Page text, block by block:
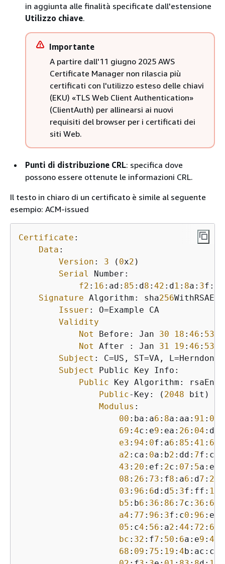
in aggiunta alle finalità specificate dall'estensione
Utilizzo chiave.
Importante
A partire dall'11 giugno 2025 AWS
Certificate Manager non rilascia più
certificati con l'utilizzo esteso delle chiavi
(EKU) «TLS Web Client Authentication»
(ClientAuth) per allinearsi ai nuovi
requisiti del browser per i certificati dei
siti Web.
Punti di distribuzione CRL: specifica dove
possono essere ottenute le informazioni CRL.
Il testo in chiaro di un certificato è simile al seguente
esempio: ACM-issued
Certificate :
Data :
Version : 3 ( 0x2 )
Serial
Number:
f2 : 16 :ad: 85 :d8 : 42 :d1 : 8a: 3f:
Signature Algorithm: sha256
Issuer : O=Example CA
Validity
Not
Before: Jan 30 18 : 46 : 53
Not
After : Jan 31 19 : 46 : 53
Subject : C=US, ST=VA, L=Herndon,
Subject
Public Key Info:
Public Key Algorithm:
Public-Key: ( 2048 bit)
Modulus :
00 :ba:a6 : 8a:aa: 91 : 0
69 : 4c:e9 :ea: 26 : 04 :d
e3 : 94 : 0f:a6 : 85 : 41 : 6
a2 :ca: 0a:b2 :dd: 7f:c
43 : 20 :ef: 2c: 07 : 5a:e
08 : 26 : 73 :f8 :a6 :d7 : 22
03 : 96 : 6d:d5 : 3f:ff: 18
b5 :b6 : 36 : 86 : 7c: 36 : 65
a4 : 77 : 96 : 3f:c0 : 96 :e
05 :c4 : 56 :a2 : 44 : 72 : 6
bc : 32 :f7 : 50 : 6a:e9 : 42
68 : 09 : 75 : 19 : 4b:ac:c